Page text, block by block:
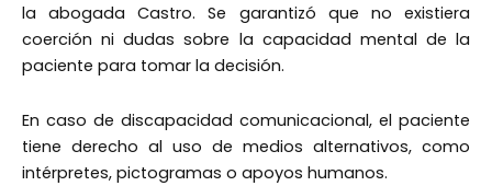
la abogada Castro. Se garantizó que no existiera
coerción ni dudas sobre la capacidad mental de la
paciente para tomar la decisión.
En caso de discapacidad comunicacional, el paciente
tiene derecho al uso de medios alternativos, como
intérpretes, pictogramas o apoyos humanos.